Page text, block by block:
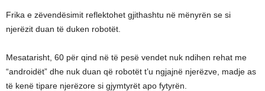
Frika e zëvendësimit reflektohet gjithashtu në mënyrën se si
njerëzit duan të duken robotët.
Mesatarisht, 60 për qind në të pesë vendet nuk ndihen rehat me
“androidët” dhe nuk duan që robotët t’u ngjajnë njerëzve, madje as
të kenë tipare njerëzore si gjymtyrët apo fytyrën.